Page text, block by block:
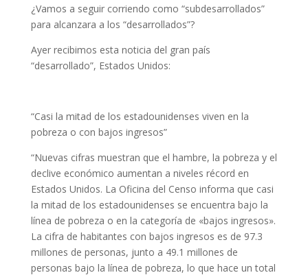
¿Vamos a seguir corriendo como “subdesarrollados”
para alcanzara a los “desarrollados”?
Ayer recibimos esta noticia del gran país
“desarrollado”, Estados Unidos:
“Casi la mitad de los estadounidenses viven en la
pobreza o con bajos ingresos”
“Nuevas cifras muestran que el hambre, la pobreza y el
declive económico aumentan a niveles récord en
Estados Unidos. La Oficina del Censo informa que casi
la mitad de los estadounidenses se encuentra bajo la
línea de pobreza o en la categoría de «bajos ingresos».
La cifra de habitantes con bajos ingresos es de 97.3
millones de personas, junto a 49.1 millones de
personas bajo la línea de pobreza, lo que hace un total